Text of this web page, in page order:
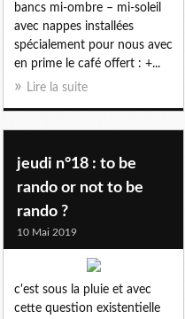
bancs mi-ombre – mi-soleil
avec nappes installées
spécialement pour nous avec
en prime le café offert : +...
Lire la suite
jeudi n°18 : to be
rando or not to be
rando ?
10 Mai 2019
c'est sous la pluie et avec
cette question existentielle